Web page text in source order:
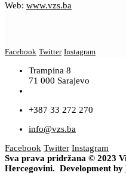
Web: www.vzs.ba
Facebook Twitter Instagram
Trampina 8
71 000 Sarajevo
+387 33 272 270
info@vzs.ba
Facebook Twitter Instagram
Sva prava pridržana © 2023
Hercegovini. Development by